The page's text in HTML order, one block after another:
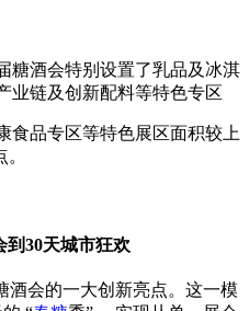
糖酒会特别设置了乳品及冰淇
业链及创新配料等特色专区
食品专区等特色展区面积较上
到30天城市狂欢
酒会的一大创新亮点。这一模